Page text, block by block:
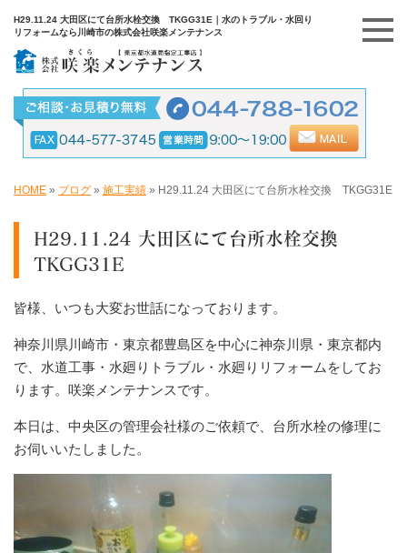
H29.11.24 大田区にて台所水栓交換 TKGG31E｜水のトラブル・水回り
リフォームなら川崎市の株式会社咲楽メンテナンス
HOME » ブログ » 施工実績 » H29.11.24 大田区にて台所水栓交換 TKGG31E
H29.11.24 大田区にて台所水栓交換
TKGG31E
皆様、いつも大変お世話になっております。
神奈川県川崎市・東京都豊島区を中心に神奈川県・東京都内
で、水道工事・水廻りトラブル・水廻りリフォームをしてお
ります。咲楽メンテナンスです。
本日は、中央区の管理会社様のご依頼で、台所水栓の修理に
お伺いいたしました。